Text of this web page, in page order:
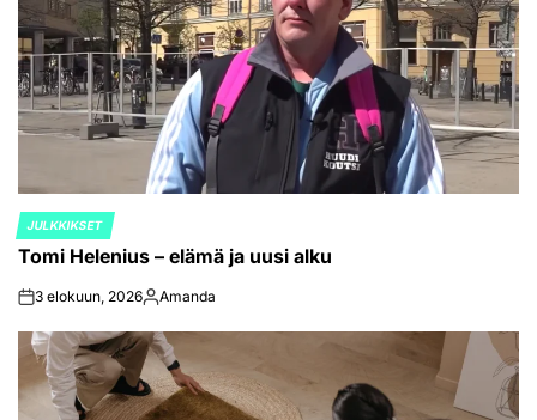
POSTED
IN
JULKKIKSET
Tomi Helenius – elämä ja uusi alku
on3 elokuun, 2026Posted
Amanda